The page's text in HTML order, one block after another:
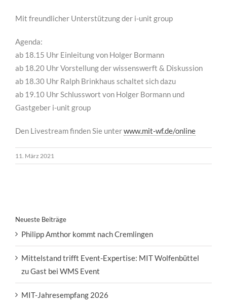
Mit freundlicher Unterstützung der i-unit group
Agenda:
ab 18.15 Uhr Einleitung von Holger Bormann
ab 18.20 Uhr Vorstellung der wissenswerft & Diskussion
ab 18.30 Uhr Ralph Brinkhaus schaltet sich dazu
ab 19.10 Uhr Schlusswort von Holger Bormann und
Gastgeber i-unit group
Den Livestream finden Sie unterwww.mit-wf.de/online
11. März 2021
Neueste Beiträge
Philipp Amthor kommt nach Cremlingen
Mittelstand trifft Event-Expertise: MIT Wolfenbüttel
zu Gast bei WMS Event
MIT-Jahresempfang 2026